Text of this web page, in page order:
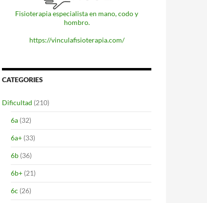
Fisioterapia especialista en mano, codo y
hombro.
https://vinculafisioterapia.com/
CATEGORIES
Dificultad (210)
6a (32)
6a+ (33)
6b (36)
6b+ (21)
6c (26)